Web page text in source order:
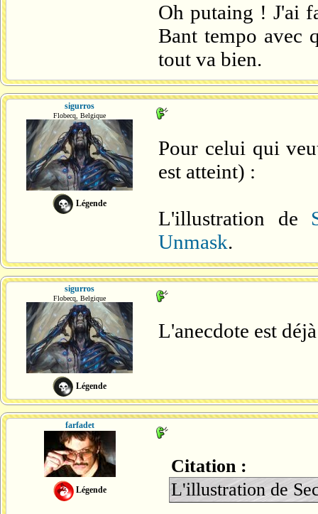
Oh putaing ! J'ai
Bant tempo avec
tout va bien.
sigurros
Flobecq, Belgique
Légende
Pour celui qui
est atteint) :
L'illustration de
Unmask.
sigurros
Flobecq, Belgique
Légende
L'anecdote est
farfadet
Légende
Citation :
L'illustration de